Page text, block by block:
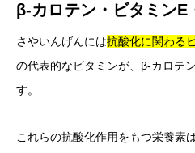
β‐カロテン・ビタミンE
さやいんげんには抗酸化に関わる
の代表的なビタミンが、β‐カロテ
す。
これらの抗酸化作用をもつ栄養素